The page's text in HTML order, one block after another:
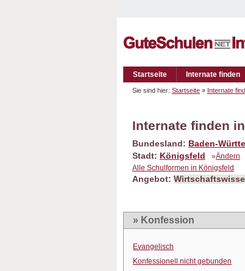
Startseite Internate finden
Sie sind hier: Startseite » Internate
Internate finden in
Bundesland: Baden-
Stadt: Königsfeld »Ändern
Alle Schulformen in Königsfeld
Angebot:
» Konfession
Evangelisch
Konfessionell nicht gebunden